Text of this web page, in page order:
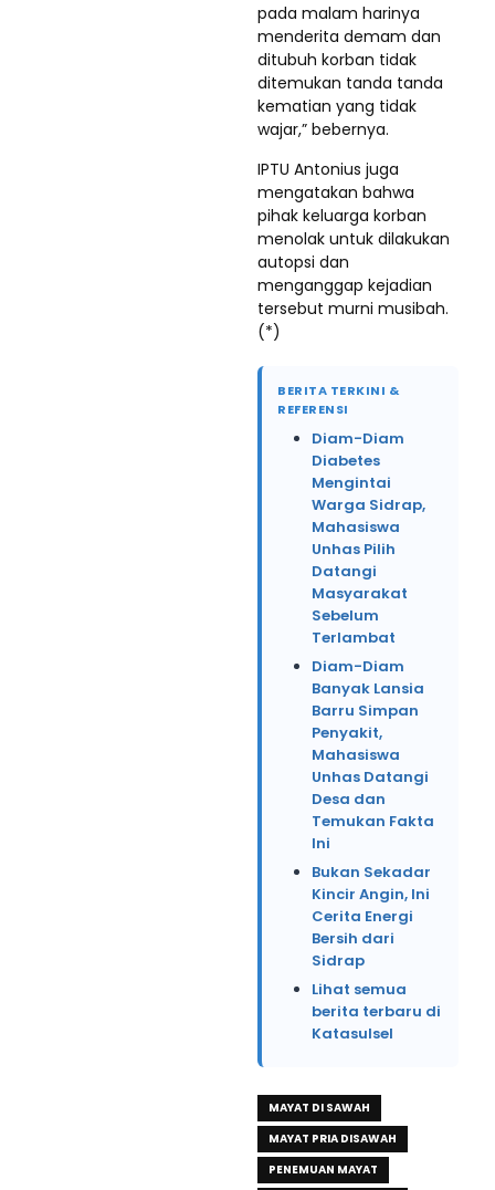
pada malam harinya
menderita demam dan
ditubuh korban tidak
ditemukan tanda tanda
kematian yang tidak
wajar,” bebernya.
IPTU Antonius juga
mengatakan bahwa
pihak keluarga korban
menolak untuk dilakukan
autopsi dan
menganggap kejadian
tersebut murni musibah.
(*)
BERITA TERKINI &
REFERENSI
Diam-Diam
Diabetes
Mengintai
Warga Sidrap,
Mahasiswa
Unhas Pilih
Datangi
Masyarakat
Sebelum
Terlambat
Diam-Diam
Banyak Lansia
Barru Simpan
Penyakit,
Mahasiswa
Unhas Datangi
Desa dan
Temukan Fakta
Ini
Bukan Sekadar
Kincir Angin, Ini
Cerita Energi
Bersih dari
Sidrap
Lihat semua
berita terbaru di
Katasulsel
MAYAT DI SAWAH
MAYAT PRIA DISAWAH
PENEMUAN MAYAT